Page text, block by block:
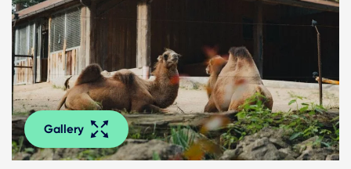
Gallery